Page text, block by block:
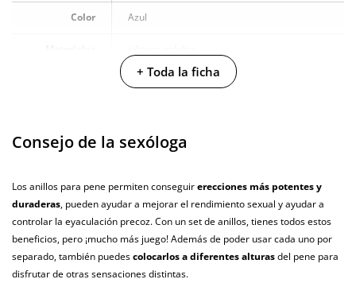
Color Azul
5.5 cm
Caja ancho 7.5 cm
Producto
vegano
No testado en
animales
+ Toda la ficha
Consejo de la sexóloga
Los anillos para pene permiten conseguirerecciones más potentes y
duraderas, pueden ayudar a mejorar el rendimiento sexual y ayudar a
controlar la eyaculación precoz. Con un set de anillos, tienes todos estos
beneficios, pero ¡mucho más juego! Además de poder usar cada uno por
separado, también puedescolocarlos a diferentes alturasdel pene para
disfrutar de otras sensaciones distintas.